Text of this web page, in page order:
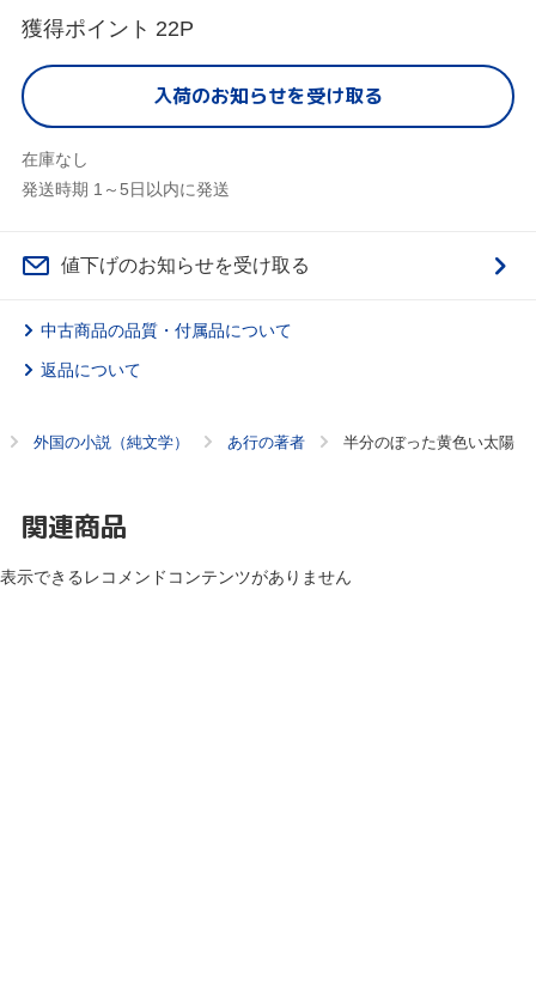
獲得ポイント 22P
入荷のお知らせを受け取る
在庫なし
発送時期 1～5日以内に発送
値下げのお知らせを受け取る
中古商品の品質・付属品について
返品について
外国の小説（純文学） あ行の著者 半分のぼった黄色い太陽
関連商品
表示できるレコメンドコンテンツがありません